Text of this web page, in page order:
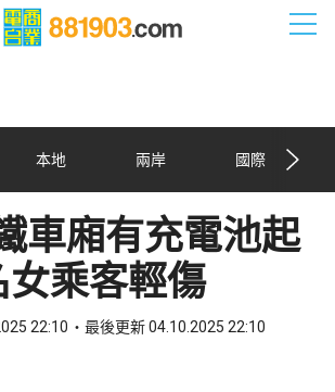
本地 兩岸 國際
車廂有充電池起
乘客輕傷
22:10 最後更新 04.10.2025 22:10